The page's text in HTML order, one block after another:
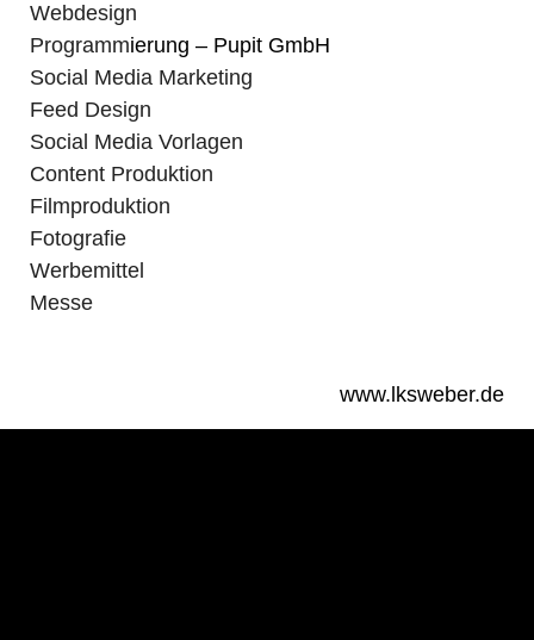
Webdesign
Programmierung – Pupit GmbH
Social Media Marketing
Feed Design
Social Media Vorlagen
Content Produktion
Filmproduktion
Fotografie
Werbemittel
Messe
www.lksweber.de